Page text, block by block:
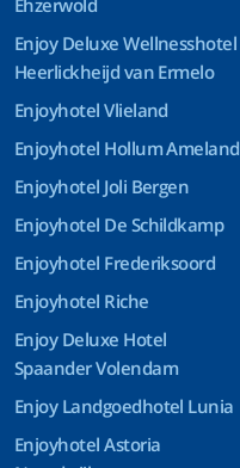
Ehzerwold
Enjoy Deluxe Wellnesshotel
Heerlickheijd van Ermelo
Enjoyhotel Vlieland
Enjoyhotel Hollum Ameland
Enjoyhotel Joli Bergen
Enjoyhotel De Schildkamp
Enjoyhotel Frederiksoord
Enjoyhotel Riche
Enjoy Deluxe Hotel
Spaander Volendam
Enjoy Landgoedhotel Lunia
Enjoyhotel Astoria